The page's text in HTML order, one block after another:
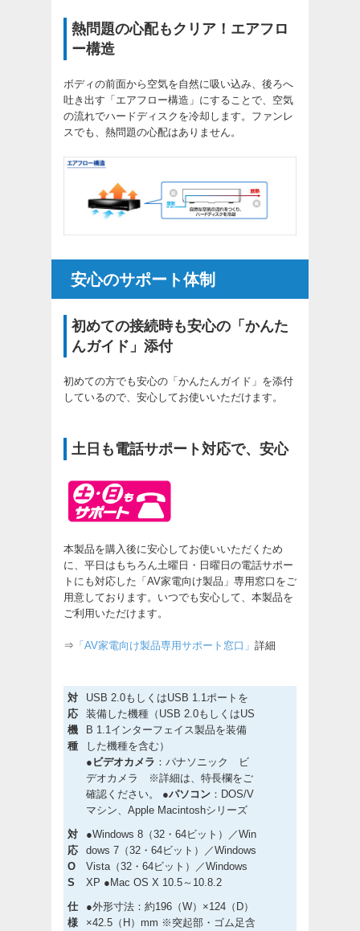
熱問題の心配もクリア！エアフロ
ー構造
ボディの前面から空気を自然に吸い込み、後ろへ
吐き出す「エアフロー構造」にすることで、空気
の流れでハードディスクを冷却します。ファンレ
スでも、熱問題の心配はありません。
安心のサポート体制
初めての接続時も安心の「かんた
んガイド」添付
初めての方でも安心の「かんたんガイド」を添付
しているので、安心してお使いいただけます。
土日も電話サポート対応で、安心
本製品を購入後に安心してお使いいただくため
に、平日はもちろん土曜日・日曜日の電話サポー
トにも対応した「AV家電向け製品」専用窓口をご
用意しております。いつでも安心して、本製品を
ご利用いただけます。
⇒ 「AV家電向け製品専用サポート窓口」 詳細
対
応
機
種
USB 2.0もしくはUSB 1.1ポートを
装備した機種（USB 2.0もしくはUS
B 1.1インターフェイス製品を装備
した機種を含む）
●ビデオカメラ ：パナソニック ビ
デオカメラ ※詳細は、特長欄をご
確認ください。 ●パソコン ：DOS/V
マシン、Apple Macintoshシリーズ
対
応
O
S
●Windows 8（32・64ビット）／Win
dows 7（32・64ビット）／Windows
Vista（32・64ビット）／Windows
XP ●Mac OS X 10.5～10.8.2
仕
様
●外形寸法：約196（W）×124（D）
×42.5（H）mm ※突起部・ゴム足含